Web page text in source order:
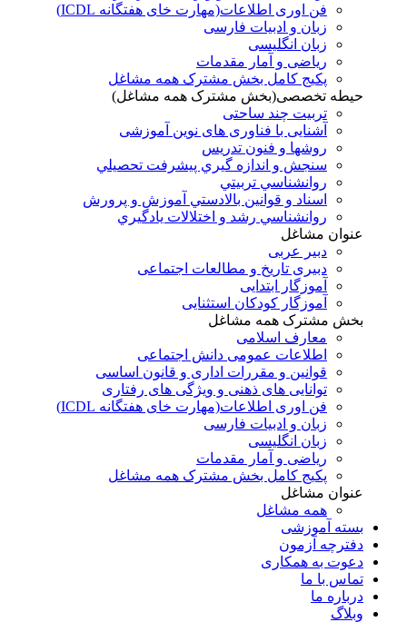
فن اوری اطلاعات(مهارت خای هفتگانه ICDL)
زبان و ادبیات فارسی
زبان انگلیسی
ریاضی و آمار مقدمات
پکیج کامل بخش مشترک همه مشاغل
حیطه تخصصی(بخش مشترک همه مشاغل)
تربیت چند ساحتی
آشنایی با فناوری های نوین آموزشی
روشها و فنون تدريس
سنجش و اندازه گيري پيشرفت تحصيلي
روانشناسي تربيتي
اسناد و قوانين بالادستي آموزش و پرورش
روانشناسي رشد و اختلالات يادگيري
عنوان مشاغل
دبير عربی
دبیری تاریخ و مطالعات اجتماعی
آموزگار ابتدایی
آموزگار کودکان استثنایی
بخش مشترک همه مشاغل
معارف اسلامی
اطلاعات عمومی دانش اجتماعی
قوانین و مقررات اداری و قانون اساسی
توانایی های ذهنی و ویژگی های رفتاری
فن اوری اطلاعات(مهارت خای هفتگانه ICDL)
زبان و ادبیات فارسی
زبان انگلیسی
ریاضی و آمار مقدمات
پکیج کامل بخش مشترک همه مشاغل
عنوان مشاغل
همه مشاغل
بسته آموزشی
دفترچه آزمون
دعوت به همکاری
تماس با ما
درباره ما
وبلاگ